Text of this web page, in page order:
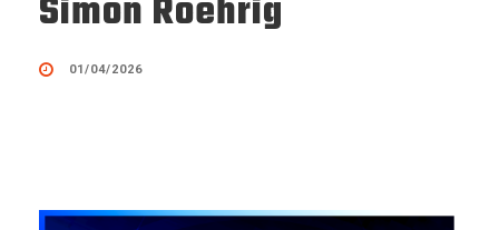
Simon Roehrig
01/04/2026